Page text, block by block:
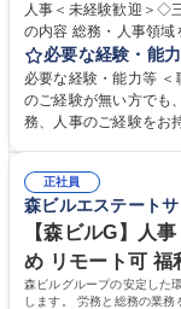
人事＜未経験歓迎＞◇三
の内容 総務・人事領
します。 ＜具体的には＞ ・総務/人事労務（給与・社保・勤怠管
・採用・教育研修 ・
採用や教育等の業務内
出張もございます。 ※
必要な経験・能
必要な経験・能力等
のご経験が無い方でも
務、人事のご経験をお持ちの方（業
正社員
森ビルエステート
【森ビルG】人
め リモート可 福
森ビルグループの安定した
します。 労務と総務の業務